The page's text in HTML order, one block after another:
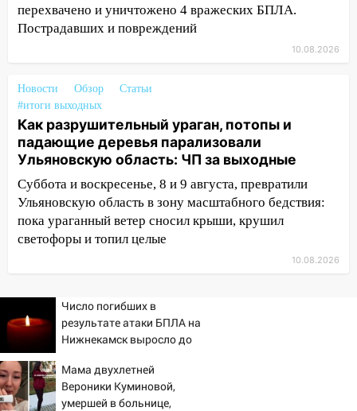
10:11 Во время атаки беспилотников в
Нижнекамске погибли люди: в
10:06
месячной нормы осадков и упало 111
деревьев в Ульяновске
10:00 В Кузоватово ураганный ветер
повредил кровли районного дома
культуры и школы
09:20 Момент падения дерева на
машину в Ульяновске попал на видео
09:10
Соцсети: на Московском шоссе в
Ульяновске произошла авария
08:02
В Ульяновске во время
диспансеризации у 26-летнего парня
выявили онкологию
перехвачено и уничтожено 4 вражеских БПЛА.
Пострадавших и повреждений
10.08.2026
Новости Обзор
Статьи
#итоги выходных
Как разрушительный ураган, потопы и
падающие деревья парализовали
Ульяновскую область: ЧП за выходные
Суббота и воскресенье, 8 и 9 августа, превратили
Ульяновскую область в зону масштабного бедствия:
пока ураганный ветер сносил крыши, крушил
светофоры и топил целые
10.08.2026
Число погибших в
результате атаки БПЛА на
Нижнекамск выросло до
Мама двухлетней
Вероники Куминовой,
умершей в больнице,